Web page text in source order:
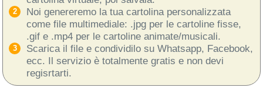
Noi genereremo la tua cartolina personalizzata
come file multimediale: .jpg per le cartoline fisse,
.gif e .mp4 per le cartoline animate/musicali.
Scarica il file e condividilo su Whatsapp, Facebook,
ecc. Il servizio è totalmente gratis e non devi
regisrtarti.